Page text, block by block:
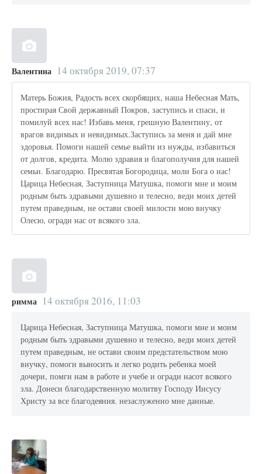
Валентина 14 октября 2019, 07:37
Матерь Божия, Радость всех скорбящих, наша Небесная Мать,
простирая Свой державный Покров, заступись и спаси, и
помилуй всех нас! Избавь меня, грешную Валентину, от
врагов видимых и невидимых.Заступись за меня и дай мне
здоровья. Помоги нашей семье выйти из нужды, избавиться
от долгов, кредита. Молю здравия и благополучия для нашей
семьи. Благодарю. Пресвятая Богородица, моли Бога о нас!
Царица Небесная, Заступница Матушка, помоги мне и моим
родным быть здравыми душевно и телесно, веди моих детей
путем праведным, не остави своей милости мою внучку
Олесю, огради нас от всякого зла.
римма 14 октября 2016, 11:03
Царица Небесная, Заступница Матушка, помоги мне и моим
родным быть здравыми душевно и телесно, веди моих детей
путем праведным, не остави своим предстательством мою
внучку, помоги выносить и легко родить ребенка моей
дочери, помги нам в работе и учебе и огради насот всякого
зла. Донеси благодарственную молитву Господу Иисусу
Христу за все благодеяния. незаслуженно мне данные.